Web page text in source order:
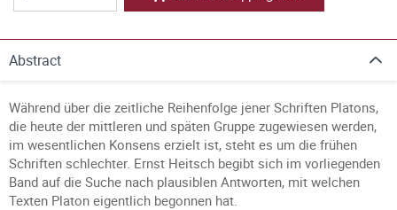
Abstract
Während über die zeitliche Reihenfolge jener Schriften Platons,
die heute der mittleren und späten Gruppe zugewiesen werden,
im wesentlichen Konsens erzielt ist, steht es um die frühen
Schriften schlechter. Ernst Heitsch begibt sich im vorliegenden
Band auf die Suche nach plausiblen Antworten, mit welchen
Texten Platon eigentlich begonnen hat.